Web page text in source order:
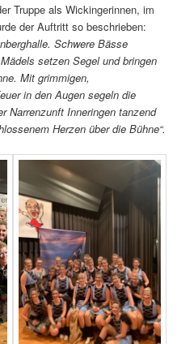
Truppe als Wickingerinnen, im
der Auftritt so beschrieben:
Schwere Bässe
setzen Segel und bringen
Mit grimmigen,
in den Augen segeln die
Narrenzunft Inneringen tanzend
Herzen über die Bühne“.